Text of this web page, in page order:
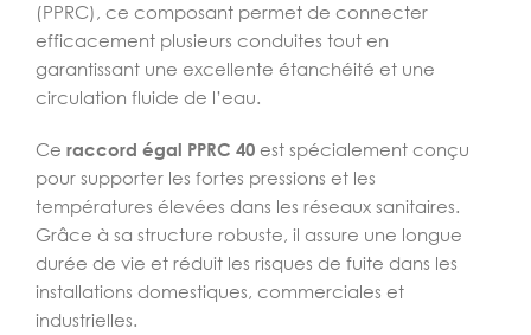
(PPRC), ce composant permet de connecter
efficacement plusieurs conduites tout en
garantissant une excellente étanchéité et une
circulation fluide de l’eau.
Ce raccord égal PPRC 40 est spécialement conçu
pour supporter les fortes pressions et les
températures élevées dans les réseaux sanitaires.
Grâce à sa structure robuste, il assure une longue
durée de vie et réduit les risques de fuite dans les
installations domestiques, commerciales et
industrielles.